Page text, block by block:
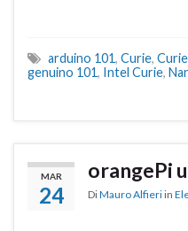
arduino 101, Curie,
genuino 101, Intel Curie,
MAR
24
orangePi
DiMauro Alfieri in